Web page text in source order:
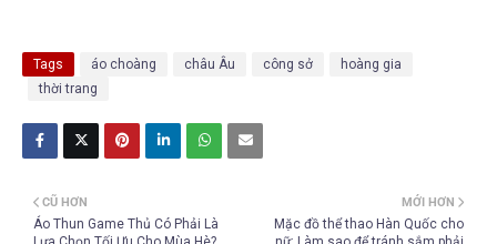
Tags áo choàng châu Âu công sở
hoàng gia
thời trang
MỚI HƠN
Mặc đồ thể thao Hàn Quốc cho
CŨ HƠN
Áo Thun Game Thủ Có Phải Là